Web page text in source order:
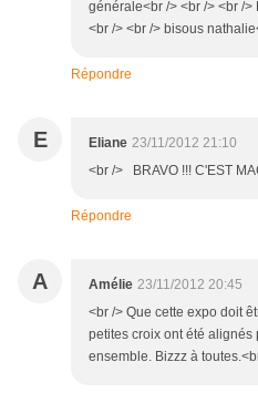
générale<br /> <br /> <br />
<br /> <br /> bisous
Répondre
E Eliane 23/11/2012 21:10
<br /> BRAVO !!! C'EST
Répondre
A Amélie 23/11/2012 20:45
<br /> Que cette expo doit
petites croix ont été alignés
ensemble. Bizzz à